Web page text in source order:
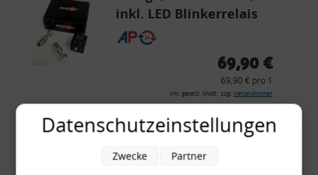
inkl. LED Blinkerrelais
CF 14
69,90 €
69,90 € pro 1
inkl. gesetzl. MwSt., zzgl. Versandkosten
Merkzettel
Datenschutzeinstellungen
Zwecke Partner